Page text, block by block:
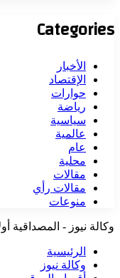
Categories
الأخبار
الإقتصاد
حوارات
رياضة
سياسية
عالمية
عام
محلية
مقالات
مقالات رأي
منوعات
وكالة نيوز - المصداقية أولاً -
الرئيسية
وكالة نيوز